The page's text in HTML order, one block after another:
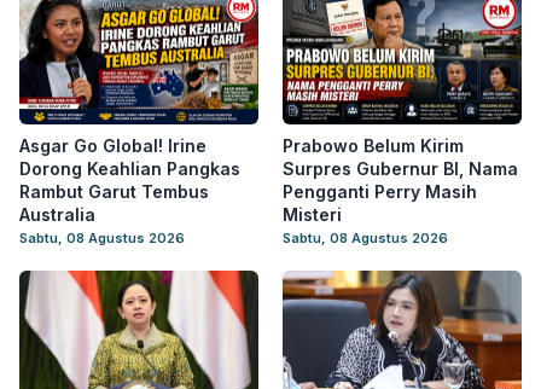
Asgar Go Global! Irine
Dorong Keahlian Pangkas
Rambut Garut Tembus
Australia
Sabtu, 08 Agustus 2026
Prabowo Belum Kirim
Surpres Gubernur BI, Nama
Pengganti Perry Masih
Misteri
Sabtu, 08 Agustus 2026